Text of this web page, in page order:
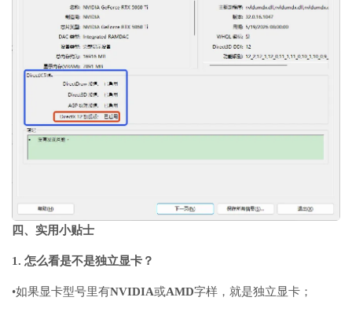
四、实用小贴士
1. 怎么看是不是独立显卡？
•如果显卡型号里有NVIDIA或AMD字样，就是独立显卡；